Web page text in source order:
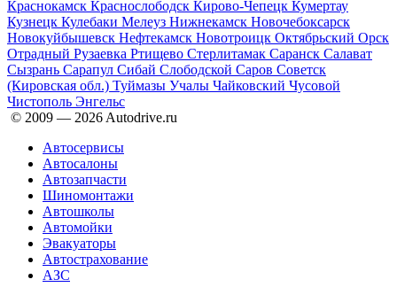
Краснокамск Краснослободск Кирово-Чепецк Кумертау
Кузнецк Кулебаки Мелеуз Нижнекамск Новочебоксарск
Новокуйбышевск Нефтекамск Новотроицк Октябрьский Орск
Отрадный Рузаевка Ртищево Стерлитамак Саранск Салават
Сызрань Сарапул Сибай Слободской Саров Советск
(Кировская обл.) Туймазы Учалы Чайковский Чусовой
Чистополь Энгельс
© 2009 — 2026 Autodrive.ru
Автосервисы
Автосалоны
Автозапчасти
Шиномонтажи
Автошколы
Автомойки
Эвакуаторы
Автострахование
АЗС